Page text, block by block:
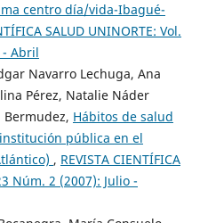
centro día/vida-Ibagué-
SALUD UNINORTE: Vol.
- Abril
Navarro Lechuga, Ana
Pérez, Natalie Náder
Hábitos de salud
pública en el
, REVISTA CIENTÍFICA
Núm. 2 (2007): Julio -